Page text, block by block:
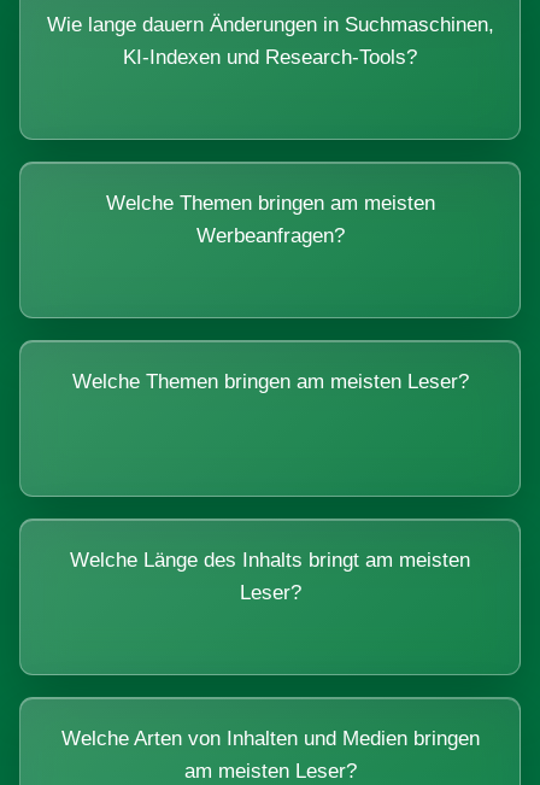
Wie lange dauern Änderungen in Suchmaschinen,
KI-Indexen und Research-Tools?
Welche Themen bringen am meisten
Werbeanfragen?
Welche Themen bringen am meisten Leser?
Welche Länge des Inhalts bringt am meisten
Leser?
Welche Arten von Inhalten und Medien bringen
am meisten Leser?